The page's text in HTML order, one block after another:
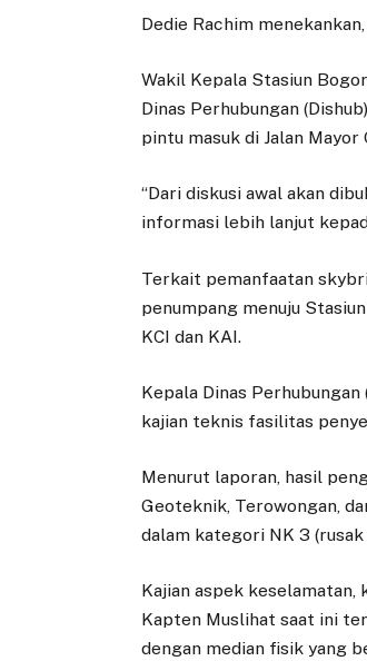
Dedie Rachim
Wakil Kepala Stasiun
Dinas Perhubungan
pintu masuk di Jalan Mayor
“Dari diskusi awal akan
informasi lebih lanjut
Terkait pemanfaatan
penumpang menuju
KCI dan KAI.
Kepala Dinas
kajian teknis fasilitas
Menurut laporan, hasil
Geoteknik, Terowongan,
dalam kategori NK 3
Kajian aspek keselamatan,
Kapten Muslihat saat ini
dengan median fisik yang